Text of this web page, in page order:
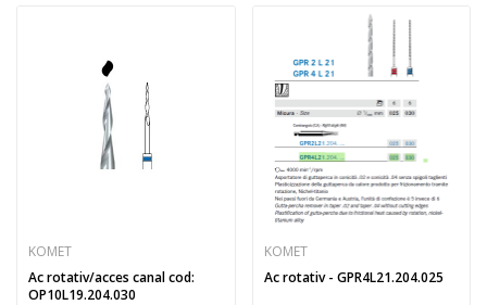
KOMET
Ac rotativ/acces canal cod:
OP10L19.204.030
KOMET
Ac rotativ - GPR4L21.204.025